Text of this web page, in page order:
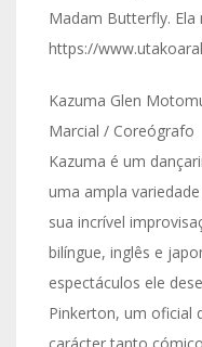
Madam Butterfly.
https://
Kazuma Glen
Marcial / Coreógrafo
Kazuma é um
uma ampla
sua incrível
bilíngue, inglês e
espectáculos ele
Pinkerton, um oficial
carácter tanto